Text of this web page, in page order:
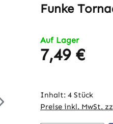
Funke
Auf Lager
Regulärer Preis:
7,49 €
Inhalt: 4 Stück
Preise inkl. MwSt.